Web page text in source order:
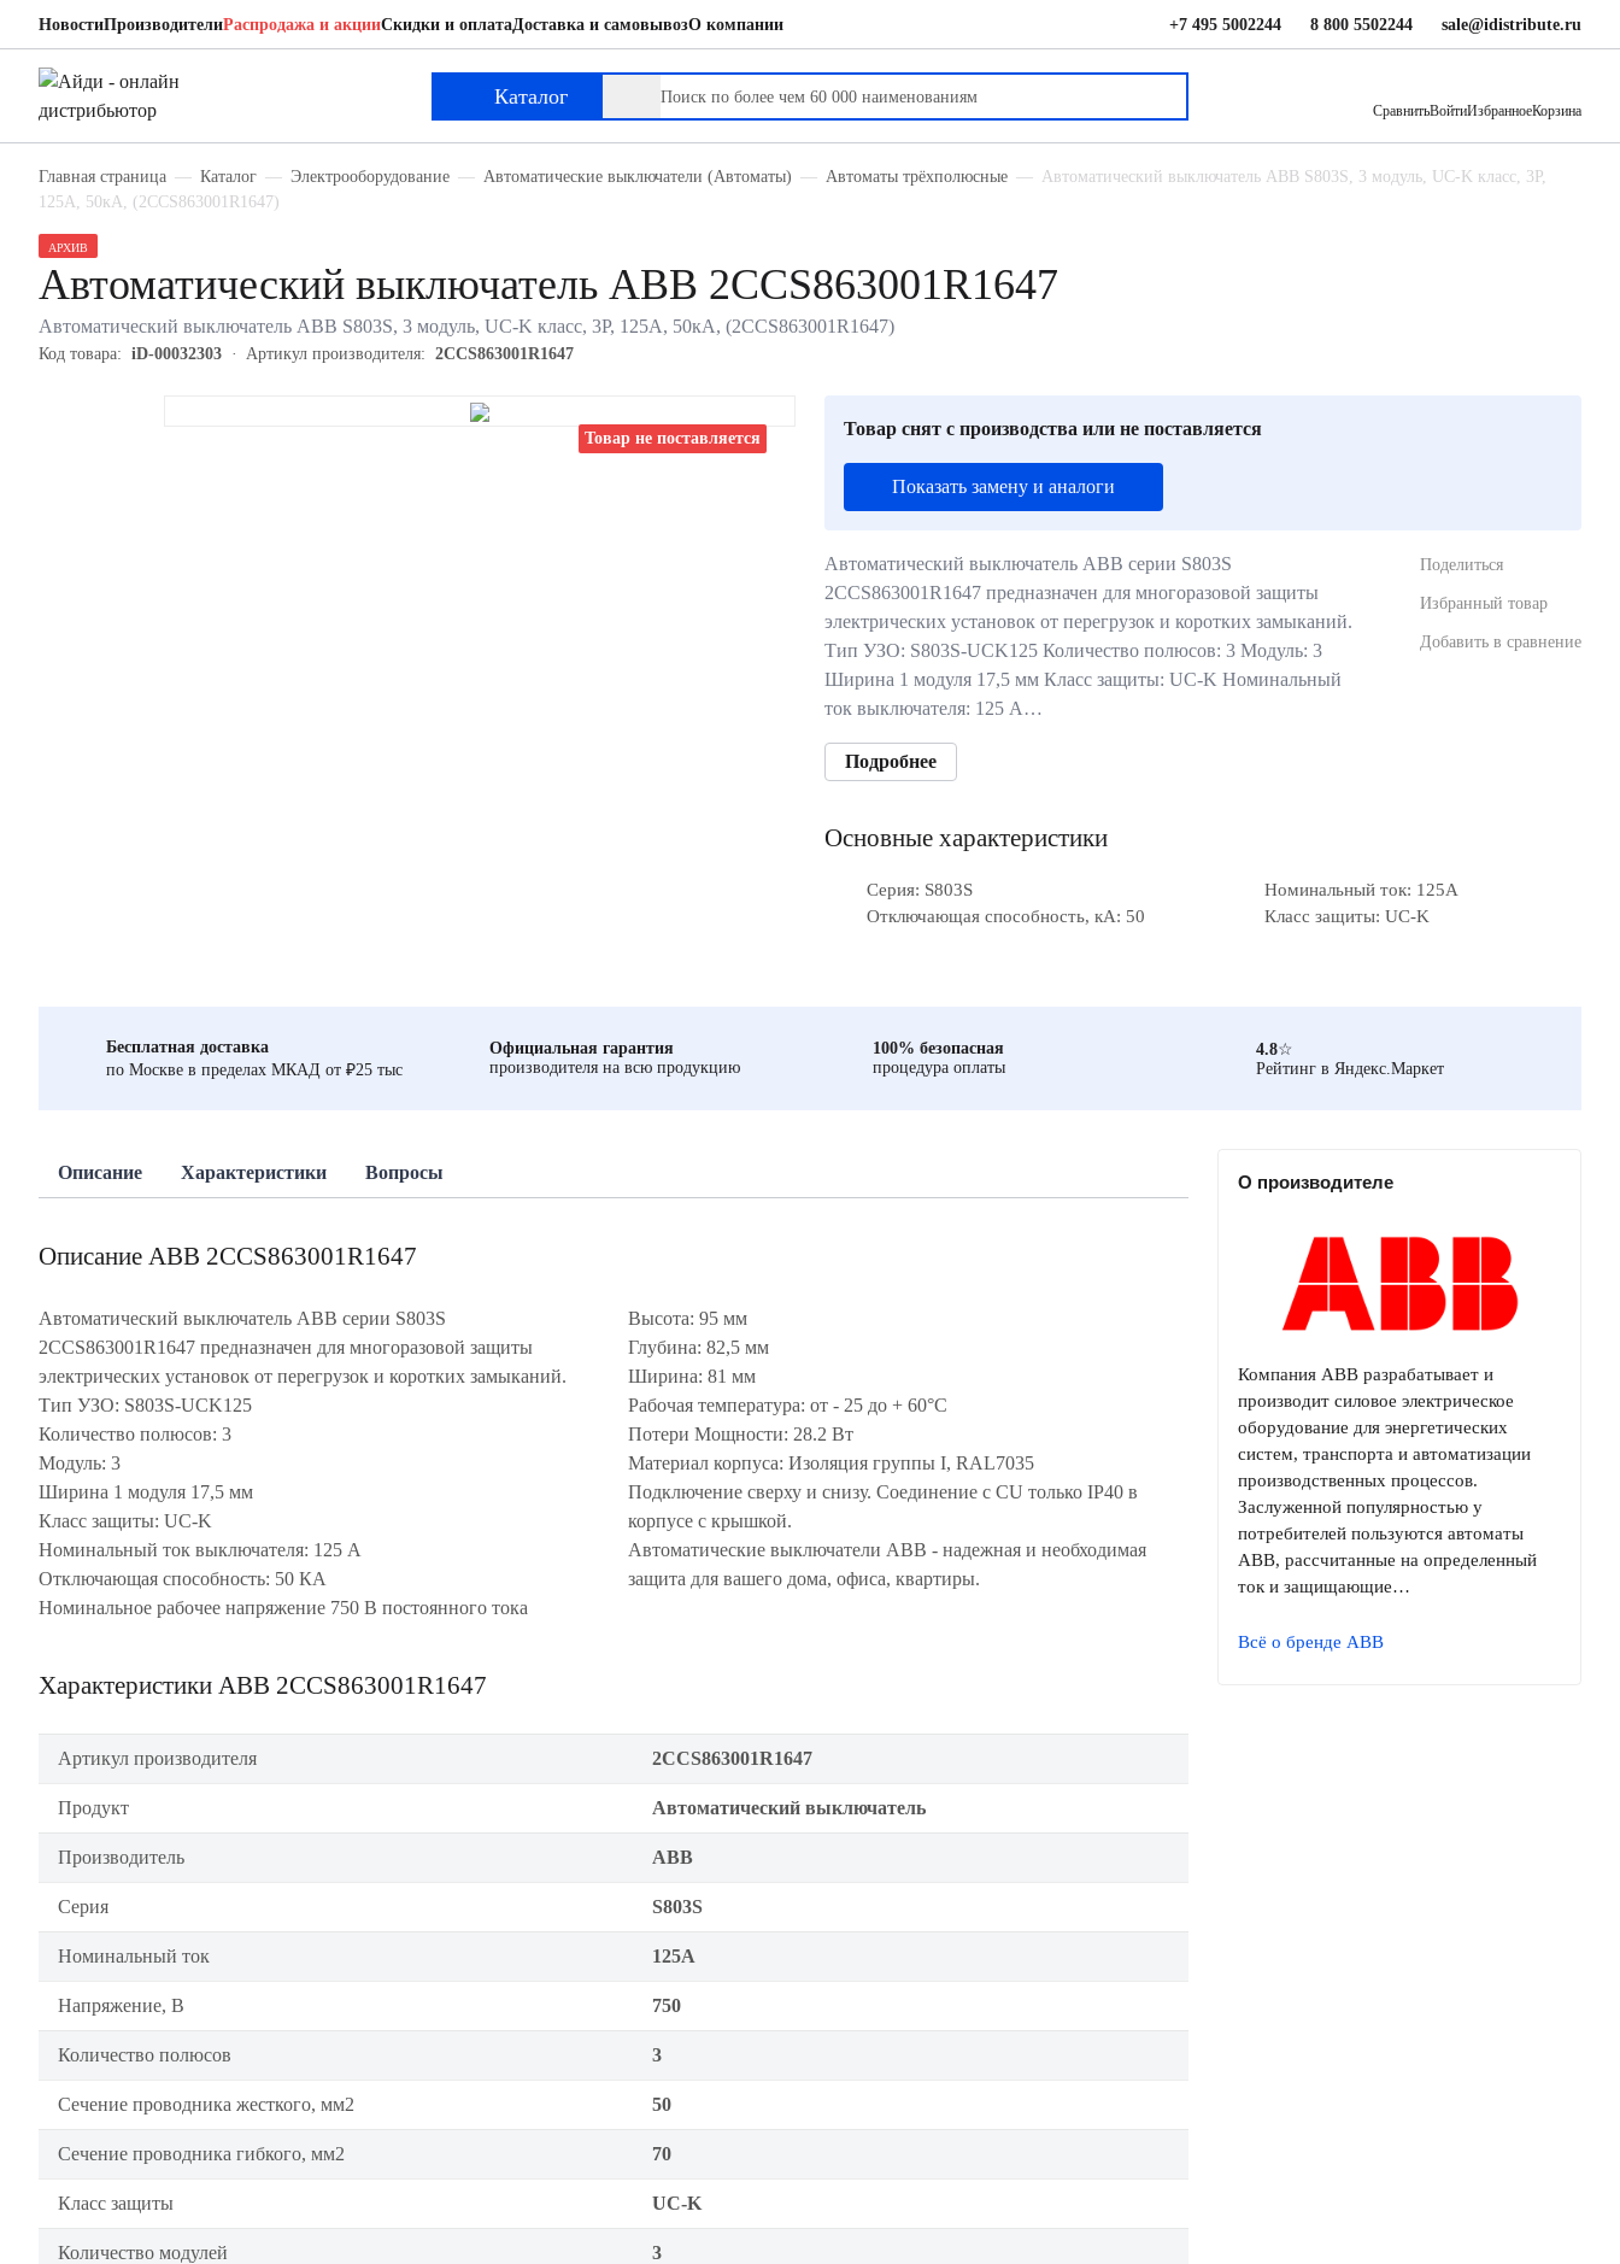
НовостиПроизводителиРаспродажа и акцииСкидки и оплатаДоставка и самовывозО компании +7 495 5002244 8 800 5502244 sale@idistribute.ru
Каталог
СравнитьВойтиИзбранноеКорзина
Главная страница Каталог Электрооборудование Автоматические выключатели (Автоматы) Автоматы трёхполюсные
Автоматический выключатель ABB S803S, 3 модуль, UC-K класс, 3P,
125А, 50кА, (2CCS863001R1647)
Товар не поставляется
АРХИВ
Автоматический выключатель ABB 2CCS863001R1647
Автоматический выключатель ABB S803S, 3 модуль, UC-K класс, 3P, 125А, 50кА, (2CCS863001R1647)
Код товара: iD-00032303 Артикул производителя: 2CCS863001R1647
Товар снят с производства или не поставляется
Показать замену и аналоги
Автоматический выключатель ABB серии S803S
2CCS863001R1647 предназначен для многоразовой защиты
электрических установок от перегрузок и коротких замыканий.
Тип УЗО: S803S-UCK125 Количество полюсов: 3 Модуль: 3
Ширина 1 модуля 17,5 мм Класс защиты: UC-K Номинальный
ток выключателя: 125 А…
Подробнее
Поделиться
Избранный товар
Добавить в сравнение
Основные характеристики
Серия: S803S
Номинальный ток: 125А
Отключающая способность, кА: 50
Класс защиты: UC-K
Бесплатная доставка
по Москве в пределах МКАД от ₽25 тыс
Официальная гарантия
производителя на всю продукцию
100% безопасная
процедура оплаты
4.8☆
Рейтинг в Яндекс.Маркет
Описание Характеристики Вопросы
Описание ABB 2CCS863001R1647
Автоматический выключатель ABB серии S803S
2CCS863001R1647 предназначен для многоразовой защиты
электрических установок от перегрузок и коротких замыканий.
Тип УЗО: S803S-UCK125
Количество полюсов: 3
Модуль: 3
Ширина 1 модуля 17,5 мм
Класс защиты: UC-K
Номинальный ток выключателя: 125 А
Отключающая способность: 50 КА
Номинальное рабочее напряжение 750 В постоянного тока
Высота: 95 мм
Глубина: 82,5 мм
Ширина: 81 мм
Рабочая температура: от - 25 до + 60°С
Потери Мощности: 28.2 Вт
Материал корпуса: Изоляция группы I, RAL7035
Подключение сверху и снизу. Соединение с CU только IP40 в
корпусе с крышкой.
Автоматические выключатели ABB - надежная и необходимая
защита для вашего дома, офиса, квартиры.
Характеристики ABB 2CCS863001R1647
Артикул производителя 2CCS863001R1647
Продукт Автоматический выключатель
Производитель ABB
Серия S803S
Номинальный ток 125А
Напряжение, В 750
Количество полюсов 3
Сечение проводника жесткого, мм2 50
Сечение проводника гибкого, мм2 70
Класс защиты UC-K
Количество модулей 3
О производителе
Компания ABB разрабатывает и
производит силовое электрическое
оборудование для энергетических
систем, транспорта и автоматизации
производственных процессов.
Заслуженной популярностью у
потребителей пользуются автоматы
ABB, рассчитанные на определенный
ток и защищающие…
Всё о бренде ABB
ABB 2CCS863001R1647
Автоматический выключатель